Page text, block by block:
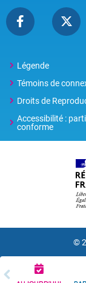
Légende
Témoins de
Droits de
Accessibilité :
conforme
©